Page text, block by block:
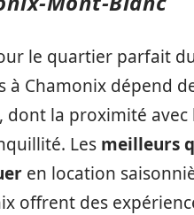
le quartier parfait
à Chamonix dépend
dont la proximité avec
Les meilleurs
en location
offrent des